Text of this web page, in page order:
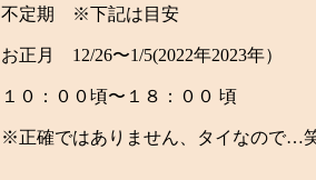
不定期 ※下記は目安
お正月 12/26〜1/5(2022年2023年）
１０：００頃〜１８：００ 頃
※正確ではありません、タイなので…